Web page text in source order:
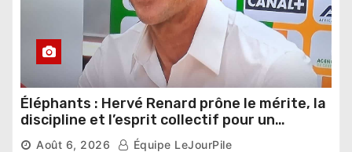
Éléphants : Hervé Renard prône le mérite, la
discipline et l’esprit collectif pour un
nouveau départ
Août 6, 2026 Équipe LeJourPile